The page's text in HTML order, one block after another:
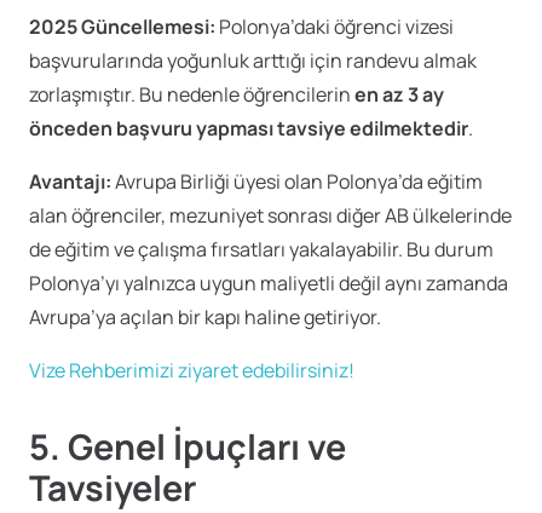
2025 Güncellemesi: Polonya’daki öğrenci vizesi
başvurularında yoğunluk arttığı için randevu almak
zorlaşmıştır. Bu nedenle öğrencilerinen az 3 ay
önceden başvuru yapması tavsiye edilmektedir.
Avantajı:Avrupa Birliği üyesi olan Polonya’da eğitim
alan öğrenciler, mezuniyet sonrası diğer AB ülkelerinde
de eğitim ve çalışma fırsatları yakalayabilir. Bu durum
Polonya’yı yalnızca uygun maliyetli değil aynı zamanda
Avrupa’ya açılan bir kapı haline getiriyor.
Vize Rehberimizi ziyaret edebilirsiniz!
5. Genel İpuçları ve
Tavsiyeler